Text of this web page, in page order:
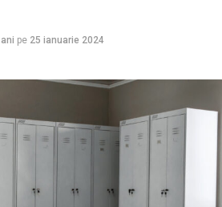
pe 25 ianuarie 2024